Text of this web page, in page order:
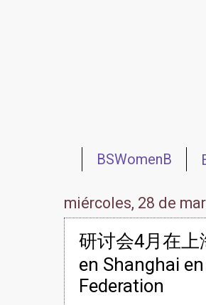
BSWomenB
miércoles, 28 de
研讨会4月在上
en Shanghai
Federation